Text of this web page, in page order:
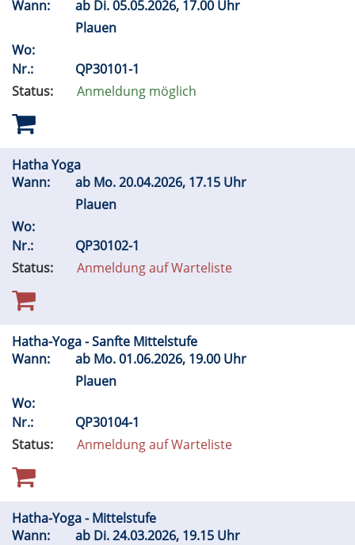
Wann: ab Di.05.05.2026, 17.00 Uhr
Plauen
Wo:
Nr.:
QP30101-1
Status:
Anmeldung möglich
Hatha Yoga
Wann:
ab Mo.20.04.2026, 17.15 Uhr
Plauen
Wo:
Nr.:
QP30102-1
Status:
Anmeldung auf Warteliste
Hatha-Yoga - Sanfte Mittelstufe
Wann:
ab Mo.01.06.2026, 19.00 Uhr
Plauen
Wo:
Nr.:
QP30104-1
Status:
Anmeldung auf Warteliste
Hatha-Yoga - Mittelstufe
Wann:
ab Di.24.03.2026, 19.15 Uhr